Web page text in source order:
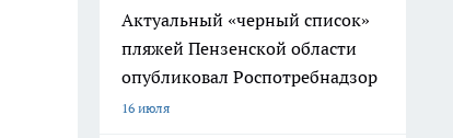
Актуальный «черный список»
пляжей Пензенской области
опубликовал Роспотребнадзор
16 июля